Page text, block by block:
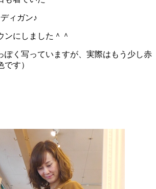
ィガン♪
ンにしました＾＾
ぽく写っていますが、実際はもう少し赤
す）